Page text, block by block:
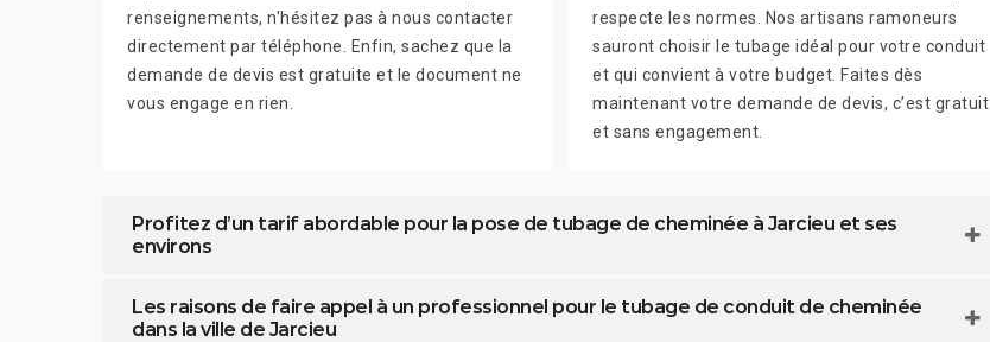
renseignements, n'hésitez pas à nous contacter
directement par téléphone. Enfin, sachez que la
demande de devis est gratuite et le document ne
vous engage en rien.
respecte les normes. Nos artisans ramoneurs
sauront choisir le tubage idéal pour votre conduit
et qui convient à votre budget. Faites dès
maintenant votre demande de devis, c’est gratuit
et sans engagement.
Profitez d’un tarif abordable pour la pose de tubage de cheminée à Jarcieu et ses
environs
Les raisons de faire appel à un professionnel pour le tubage de conduit de cheminée
dans la ville de Jarcieu